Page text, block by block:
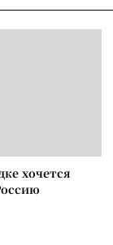
хочется